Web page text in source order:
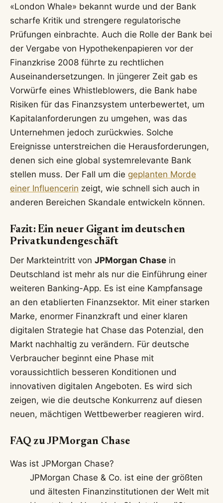
«London Whale» bekannt wurde und der Bank
scharfe Kritik und strengere regulatorische
Prüfungen einbrachte. Auch die Rolle der Bank bei
der Vergabe von Hypothekenpapieren vor der
Finanzkrise 2008 führte zu rechtlichen
Auseinandersetzungen. In jüngerer Zeit gab es
Vorwürfe eines Whistleblowers, die Bank habe
Risiken für das Finanzsystem unterbewertet, um
Kapitalanforderungen zu umgehen, was das
Unternehmen jedoch zurückwies. Solche
Ereignisse unterstreichen die Herausforderungen,
denen sich eine global systemrelevante Bank
stellen muss. Der Fall um die geplanten Morde
einer Influencerin zeigt, wie schnell sich auch in
anderen Bereichen Skandale entwickeln können.
Fazit: Ein neuer Gigant im deutschen
Privatkundengeschäft
Der Markteintritt von JPMorgan Chase in
Deutschland ist mehr als nur die Einführung einer
weiteren Banking-App. Es ist eine Kampfansage
an den etablierten Finanzsektor. Mit einer starken
Marke, enormer Finanzkraft und einer klaren
digitalen Strategie hat Chase das Potenzial, den
Markt nachhaltig zu verändern. Für deutsche
Verbraucher beginnt eine Phase mit
voraussichtlich besseren Konditionen und
innovativen digitalen Angeboten. Es wird sich
zeigen, wie die deutsche Konkurrenz auf diesen
neuen, mächtigen Wettbewerber reagieren wird.
FAQ zu JPMorgan Chase
Was ist JPMorgan Chase?
JPMorgan Chase & Co. ist eine der größten
und ältesten Finanzinstitutionen der Welt mit